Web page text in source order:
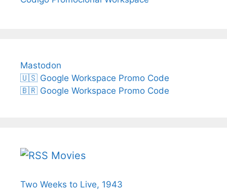
Mastodon
🇺🇸 Google Workspace Promo Code
🇧🇷 Google Workspace Promo Code
Movies
Two Weeks to Live, 1943